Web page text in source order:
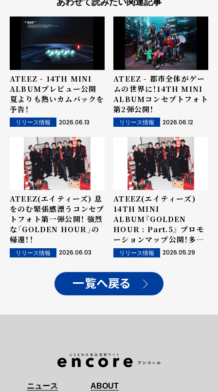
ATEEZ - 14TH MINI
ALBUMプレビュー公開
夏よりも熱いカムバックを
予告！
リリース情報 2026.06.13
ATEEZ - 都市全体がゲー
ムの世界に！14TH MINI
ALBUMコンセプトフォト
第2弾公開！
リリース情報 2026.06.12
ATEEZ(エイティーズ) 息
をのむ緊張感漂うコンセプ
トフォト第一弾公開！ 強烈
な「GOLDEN HOUR」の
帰還！！
リリース情報 2026.06.03
ATEEZ(エイティーズ)
14TH MINI
ALBUM『GOLDEN
HOUR : Part.5』 プロモ
ーションマップ公開！多彩
なコンテンツを予告
リリース情報 2026.05.29
一覧へ戻る
ニュース ABOUT